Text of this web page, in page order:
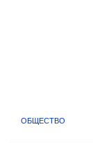
ОБЩЕСТВО